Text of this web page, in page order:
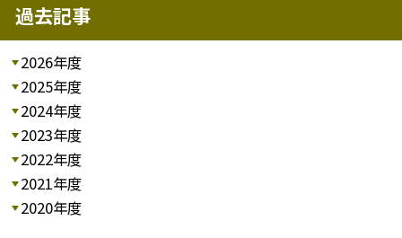
過去記事
2026年度
2025年度
2024年度
2023年度
2022年度
2021年度
2020年度